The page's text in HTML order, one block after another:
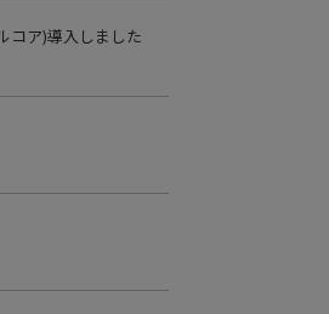
コア)導入しました